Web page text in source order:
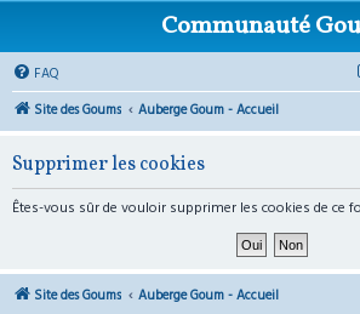
Communauté
FAQ
Site des Goums
Auberge Goum - Accueil
Supprimer les cookies
Êtes-vous sûr de vouloir supprimer les cookies de ce
Site des Goums Auberge Goum - Accueil